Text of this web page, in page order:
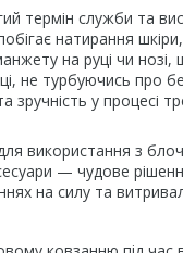
термін служби та
натирання
на руці чи
не турбуючись про
у процесі
використання з
— чудове
на силу та